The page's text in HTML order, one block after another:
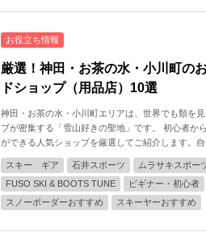
お役立ち情報
厳選！神田・お茶の水・小川町の
ドショップ（用品店）10選
神田・お茶の水・小川町エリアは、世界でも類を
プが密集する「雪山好きの聖地」です。 初心者か
ができる人気ショップを厳選してご紹介します。
スキー ギア 石井スポーツ
ムラサキスポー
FUSO SKI & BOOTS TUNE
ビギナー・初心者
スノーボーダーおすすめ
スキーヤーおすすめ